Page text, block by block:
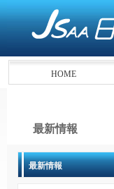
HOME
最新情報
最新情報